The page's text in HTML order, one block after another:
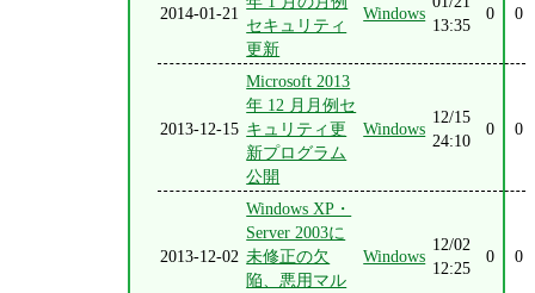
2014-01-21
セキュリティ
更新
Windows
13:35
0 0
2013-12-15
Microsoft 2013
年 12 月月例セ
キュリティ更
新プログラム
公開
Windows
12/15
24:10
0 0
2013-12-02
Windows XP・
Server 2003に
未修正の欠
陥、悪用マル
Windows
12/02
12:25
0 0